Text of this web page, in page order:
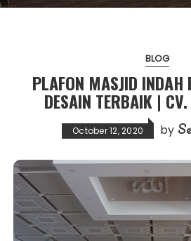
BLOG
PLAFON MASJID INDAH
DESAIN TERBAIK |
October 12, 2020 by